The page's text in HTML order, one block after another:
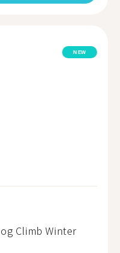
NEW
Climb Winter